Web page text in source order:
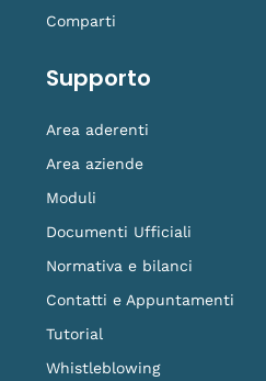
Comparti
Supporto
Area aderenti
Area aziende
Moduli
Documenti Ufficiali
Normativa e bilanci
Contatti e Appuntamenti
Tutorial
Whistleblowing